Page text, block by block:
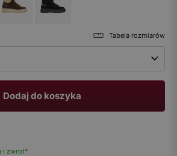
Tabela rozmiarów
Dodaj do koszyka
i zwrot*